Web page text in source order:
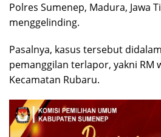
Polres Sumenep, Madura, Jawa
menggelinding.
Pasalnya, kasus tersebut
pemanggilan terlapor, yakni RM
Kecamatan Rubaru.